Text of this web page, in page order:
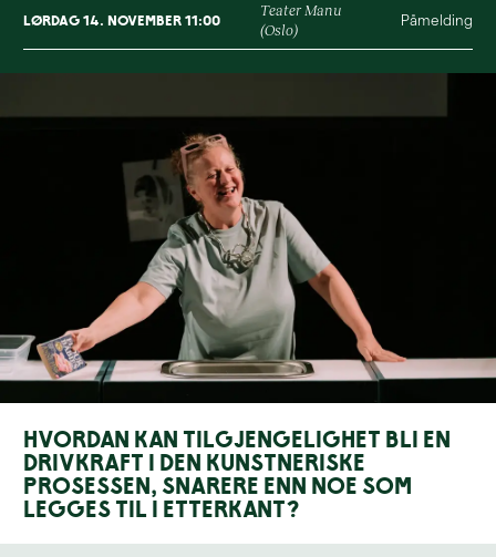
lørdag 14. november 11:00
Teater Manu
(Oslo)
Påmelding
Hvordan kan tilgjengelighet bli en
drivkraft i den kunstneriske
prosessen, snarere enn noe som
legges til i etterkant?